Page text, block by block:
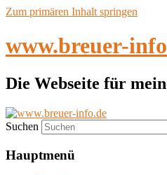
Zum primären Inhalt springen
www.breuer-
Die Webseite für
Suchen
Hauptmenü